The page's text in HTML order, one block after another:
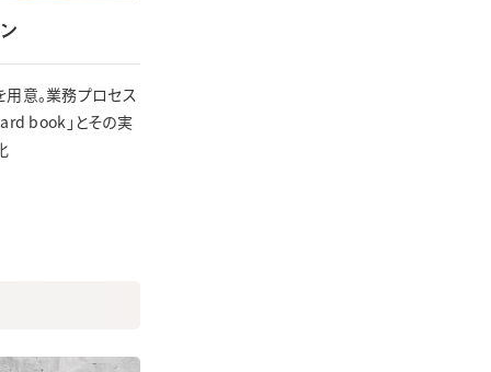
意。業務プロセス
book」とその実